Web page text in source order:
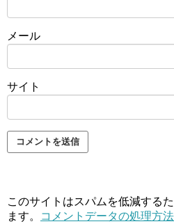
メール
サイト
このサイトはスパムを低減する
ます。
コメントデータの処理方